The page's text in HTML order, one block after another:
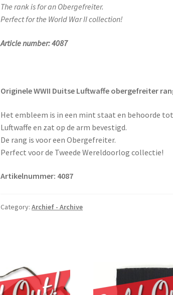
The rank is for an Obergefreiter.
Perfect for the World War II collection!
Article number: 4087
Originele WWII Duitse Luftwaffe obergefreiter
Het embleem is in een mint staat en behoorde
Luftwaffe en zat op de arm bevestigd.
De rang is voor een Obergefreiter.
Perfect voor de Tweede Wereldoorlog collectie!
Artikelnummer: 4087
Category:Archief - Archive